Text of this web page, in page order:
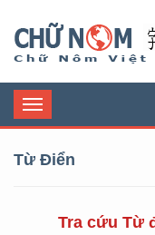
Toggle
navigation
Từ Điển
Tra cứu Từ